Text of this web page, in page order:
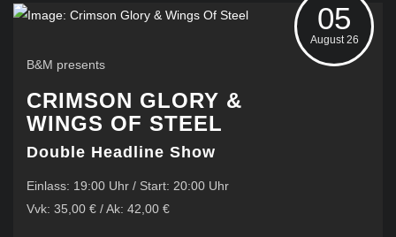
05
August 26
B&M presents
CRIMSON GLORY &
WINGS OF STEEL
Double Headline Show
Einlass: 19:00 Uhr / Start: 20:00 Uhr
Vvk: 35,00 € / Ak: 42,00 €